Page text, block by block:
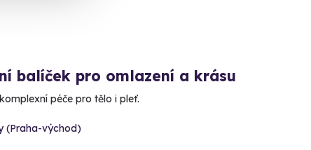
balíček pro omlazení a krásu
péče pro tělo i pleť.
(Praha-východ)